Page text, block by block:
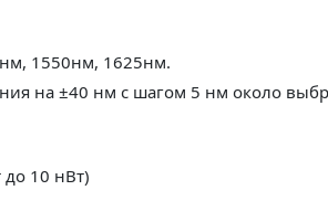
1490нм, 1550нм,
на ±40 нм с шагом 5 нм около
10 нВт)